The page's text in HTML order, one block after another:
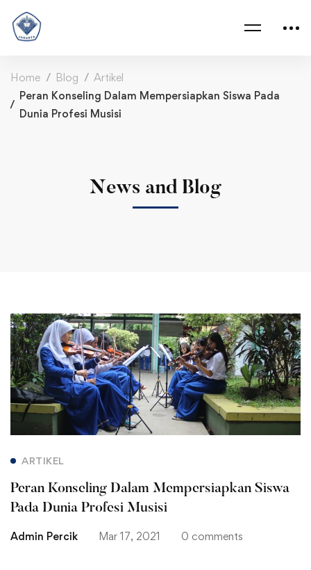
Home Blog
Artikel
Peran Konseling Dalam Mempersiapkan Siswa Pada
Dunia Profesi Musisi
News and Blog
Peran
Konseling
Dalam
Mempersiapkan
Pada
Dunia
Profesi
ARTIKEL
Peran Konseling Dalam Mempersiapkan Siswa
Pada Dunia Profesi Musisi
Admin Percik Mar 17, 2021 0 comments